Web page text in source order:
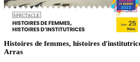
Histoires de femmes, histoires
Arras